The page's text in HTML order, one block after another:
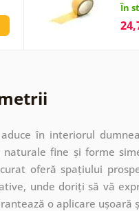
În
în interiorul
fine și forme
oferă spațiului
unde doriți să vă
o aplicare ușoară